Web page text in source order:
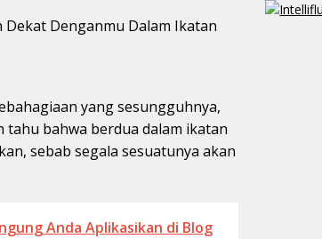
yang sesungguhnya,
tahu bahwa berdua dalam ikatan
sebab segala sesuatunya akan
Anda Aplikasikan di Blog